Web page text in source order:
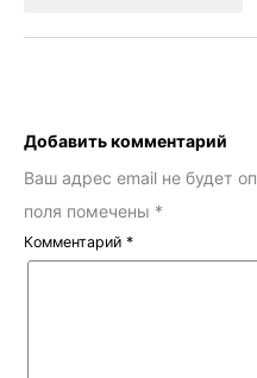
Добавить комментарий
Ваш адрес email не будет
поля помечены *
Комментарий *